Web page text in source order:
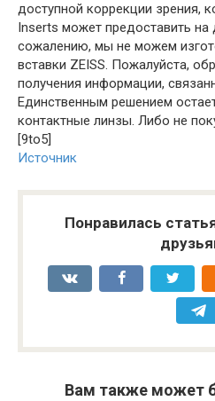
доступной коррекции зрения,
Inserts может предоставить
сожалению, мы не можем
вставки ZEISS. Пожалуйста,
получения информации,
Единственным решением
контактные линзы. Либо не
[9to5]
Источник
Понравилась
Вам также может